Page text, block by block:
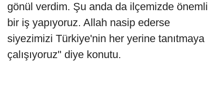
gönül verdim. Şu anda da ilçemizde önemli
bir iş yapıyoruz. Allah nasip ederse
siyezimizi Türkiye'nin her yerine tanıtmaya
çalışıyoruz" diye konutu.